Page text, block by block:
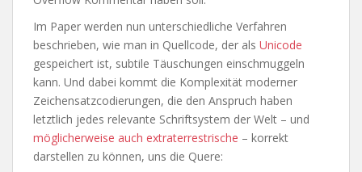
Im Paper werden nun unterschiedliche Verfahren
beschrieben, wie man in Quellcode, der als Unicode
gespeichert ist, subtile Täuschungen einschmuggeln
kann. Und dabei kommt die Komplexität moderner
Zeichensatzcodierungen, die den Anspruch haben
letztlich jedes relevante Schriftsystem der Welt – und
möglicherweise auch extraterrestrische – korrekt
darstellen zu können, uns die Quere: